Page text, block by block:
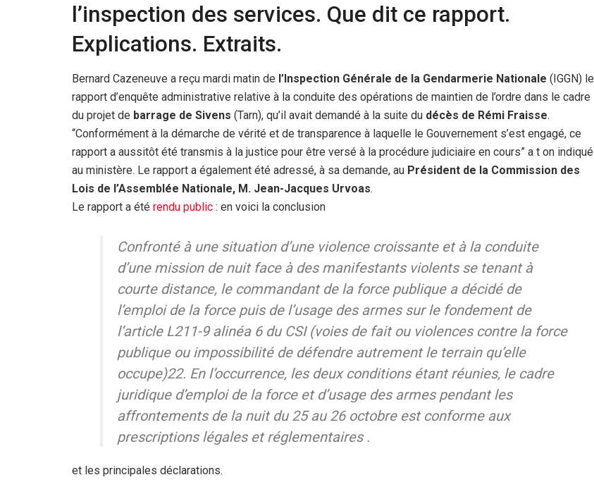
l’inspection des services. Que dit ce rapport.
Explications. Extraits.
Bernard Cazeneuve a reçu mardi matin de l’Inspection Générale de la Gendarmerie Nationale (IGGN) le
rapport d’enquête administrative relative à la conduite des opérations de maintien de l’ordre dans le cadre
du projet de barrage de Sivens (Tarn), qu’il avait demandé à la suite du décès de Rémi Fraisse.
“Conformément à la démarche de vérité et de transparence à laquelle le Gouvernement s’est engagé, ce
rapport a aussitôt été transmis à la justice pour être versé à la procédure judiciaire en cours” a t on indiqué
au ministère. Le rapport a également été adressé, à sa demande, au Président de la Commission des
Lois de l’Assemblée Nationale, M. Jean-Jacques Urvoas.
Le rapport a été rendu public : en voici la conclusion
Confronté à une situation d’une violence croissante et à la conduite
d’une mission de nuit face à des manifestants violents se tenant à
courte distance, le commandant de la force publique a décidé de
l’emploi de la force puis de l’usage des armes sur le fondement de
l’article L211-9 alinéa 6 du CSI (voies de fait ou violences contre la force
publique ou impossibilité de défendre autrement le terrain qu’elle
occupe)22. En l’occurrence, les deux conditions étant réunies, le cadre
juridique d’emploi de la force et d’usage des armes pendant les
affrontements de la nuit du 25 au 26 octobre est conforme aux
prescriptions légales et réglementaires .
et les principales déclarations.